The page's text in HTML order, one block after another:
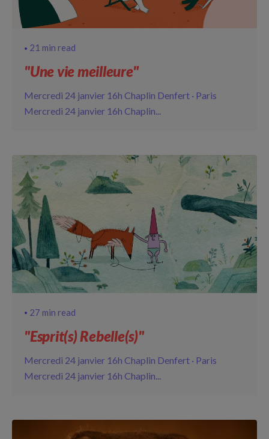
21 min read
"Une vie meilleure"
Mercredi 24 janvier 16h Chaplin Denfert · Paris
Mercredi 24 janvier 16h Chaplin...
27 min read
"Esprit(s) Rebelle(s)"
Mercredi 24 janvier 16h Chaplin Denfert · Paris
Mercredi 24 janvier 16h Chaplin...